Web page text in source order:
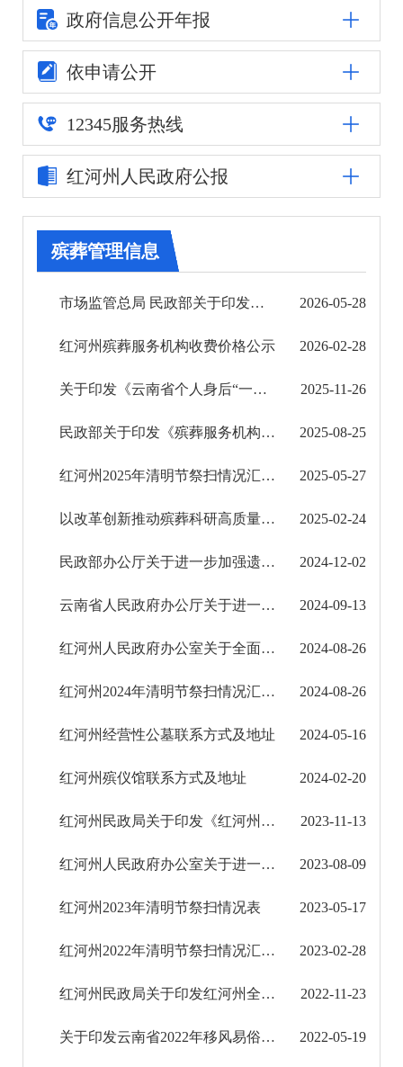
统计信息
自然资源
公安司法
重点领域信息公开
审批改革
住房保障信息公开
财政信息公开
审计结果公告
公共资源交易信息公开
应急管理信息公开
环境保护信息公开
减税降费信息公开
重大建设项目信息公开
征地信息公开
国有土地上房屋征收补偿信息公开
红河州教育信息公开
医疗卫生机构信息公开
科技管理和项目经费信息公开
文化机构信息公开
旅游市场秩序和服务质量信息公开
民政信息公开
社会救助信息
养老机构基本信息
政府信息公开年报
依申请公开
12345服务热线
红河州人民政府公报
殡葬管理信息
市场监管总局 民政部关于印发《殡葬领域明码标价规定（试行）》的通知 2026-05-28
红河州殡葬服务机构收费价格公示 2026-02-28
关于印发《云南省个人身后“一件事”工作方案》的通知 2025-11-26
民政部关于印发《殡葬服务机构重大事故隐患判定标准》的通知 2025-08-25
红河州2025年清明节祭扫情况汇总表 2025-05-27
以改革创新推动殡葬科研高质量发展 2025-02-24
民政部办公厅关于进一步加强遗体和骨灰规范处置工作的通知 2024-12-02
云南省人民政府办公厅关于进一步加强和规范殡葬管理工作的通知（云政办发〔2019〕43号） 2024-09-13
红河州人民政府办公室关于全面深化殡葬改革大力治理乱埋乱葬的通知 2024-08-26
红河州2024年清明节祭扫情况汇总表 2024-08-26
红河州经营性公墓联系方式及地址 2024-05-16
红河州殡仪馆联系方式及地址 2024-02-20
红河州民政局关于印发《红河州农村公益性公墓建设管理办法》的通知 2023-11-13
红河州人民政府办公室关于进一步推进殡葬事业发展的实施意见 2023-08-09
红河州2023年清明节祭扫情况表 2023-05-17
红河州2022年清明节祭扫情况汇总表 2023-02-28
红河州民政局关于印发红河州全面开展进一步巩固和深化“活人墓”等突出问题整治规范工作实施 ... 2022-11-23
关于印发云南省2022年移风易俗领域突出问题专项治理行动方案的通知 2022-05-19